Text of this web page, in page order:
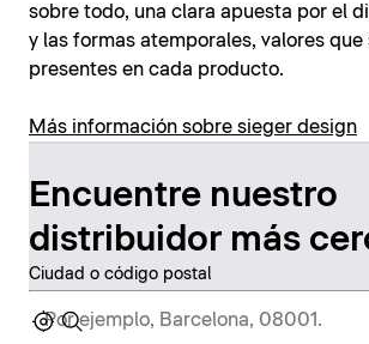
sobre todo, una clara apuesta por el
y las formas atemporales, valores que
presentes en cada producto.
Más información sobre sieger design
Encuentre nuestro
distribuidor más
Ciudad o código postal